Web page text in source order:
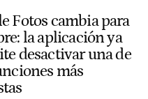
Fotos cambia para
la aplicación ya
desactivar una de
más